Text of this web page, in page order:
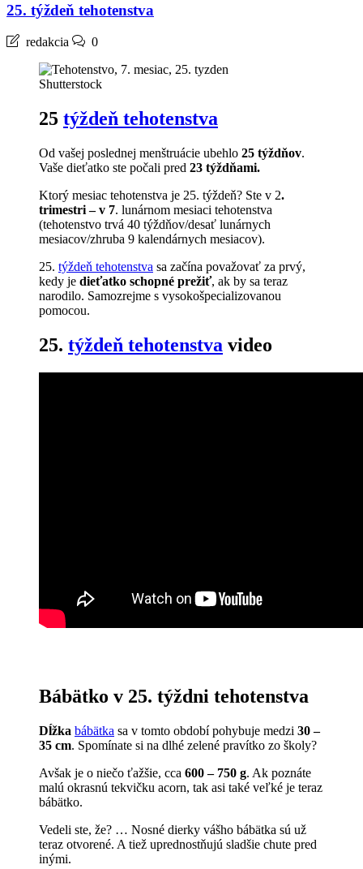
25. týždeň tehotenstva
redakcia 0
Shutterstock
25 týždeň tehotenstva
Od vašej poslednej menštruácie ubehlo 25 týždňov.
Vaše dieťatko ste počali pred 23 týždňami.
Ktorý mesiac tehotenstva je 25. týždeň? Ste v 2.
trimestri – v 7. lunárnom mesiaci tehotenstva
(tehotenstvo trvá 40 týždňov/desať lunárnych
mesiacov/zhruba 9 kalendárnych mesiacov).
25. týždeň tehotenstva sa začína považovať za prvý,
kedy je dieťatko schopné prežiť, ak by sa teraz
narodilo. Samozrejme s vysokošpecializovanou
pomocou.
25. týždeň tehotenstva video
Bábätko v 25. týždni tehotenstva
Dĺžka bábätka sa v tomto období pohybuje medzi 30 –
35 cm. Spomínate si na dlhé zelené pravítko zo školy?
Avšak je o niečo ťažšie, cca 600 – 750 g. Ak poznáte
malú okrasnú tekvičku acorn, tak asi také veľké je teraz
bábätko.
Vedeli ste, že? … Nosné dierky vášho bábätka sú už
teraz otvorené. A tiež uprednostňujú sladšie chute pred
inými.